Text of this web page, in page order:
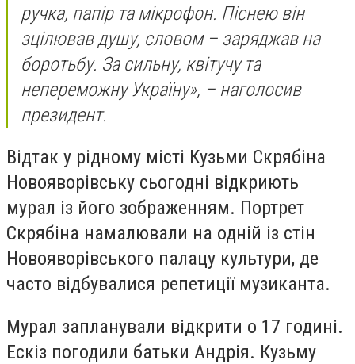
ручка, папір та мікрофон. Піснею він
зцілював душу, словом – заряджав на
боротьбу. За сильну, квітучу та
непереможну Україну», – наголосив
президент.
Відтак у рідному місті Кузьми Скрябіна
Новояворівську сьогодні відкриють
мурал із його зображенням. Портрет
Скрябіна намалювали на одній із стін
Новояворівського палацу культури, де
часто відбувалися репетиції музиканта.
Мурал запланували відкрити о 17 годині.
Ескіз погодили батьки Андрія. Кузьму